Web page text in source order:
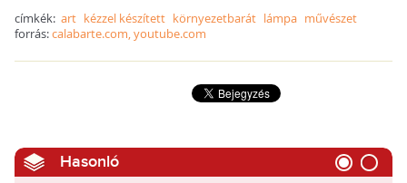
címkék: art kézzel készített környezetbarát lámpa művészet
forrás:calabarte.com, youtube.com
Hasonló